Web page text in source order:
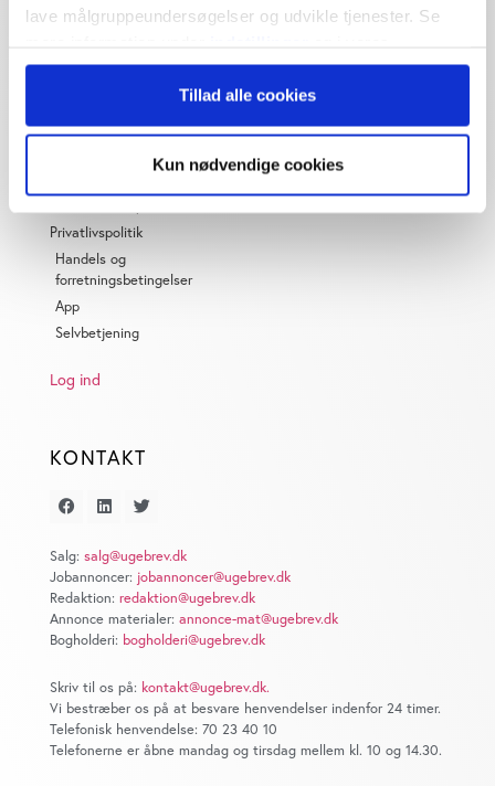
lave målgruppeundersøgelser og udvikle tjenester. Se
persondatapolitik. Du kan altid trække dit samtykke
tilbage eller ændre indstillinger fra vores
"Cookiedeklaration", eller ved at trykke på "Privacy
Hvis du tillader det, vil vi også gerne:
Indsamle præcise oplysninger om din placering,
der kan være nøjagtig inden for få meter
Identificere din enhed baseret på en scanning af
dens unikke karakteristika (fingerprinting)
Dine valg anvendes på hele websitet.
Vi bruger cookies til at tilpasse vores indhold og
at analysere vores trafik. Vi deler også oplysninger om
sociale medier, annonceringspartnere og
data med andre oplysninger, du har givet dem, eller som
de har indsamlet fra din brug af deres tjenester. Du
samtykker til vores cookies, hvis du fortsætter med at
anvende vores hjemmeside.
Tillad alle cookies
Kun nødvendige cookies
OM ØU
Privatlivspolitik
Handels og
forretningsbetingelser
App
Selvbetjening
Log ind
KONTAKT
Salg: salg@ugebrev.dk
Jobannoncer: jobannoncer@ugebrev.dk
Redaktion: redaktion@ugebrev.dk
Annonce materialer: annonce-mat@ugebrev.dk
Bogholderi: bogholderi@ugebrev.dk
Skriv til os på: kontakt@ugebrev.dk.
Vi bestræber os på at besvare henvendelser indenfor 24 timer.
Telefonisk henvendelse: 70 23 40 10
Telefonerne er åbne mandag og tirsdag mellem kl. 10 og 14.30.